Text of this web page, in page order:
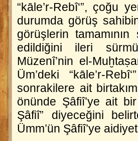
“kāle’r-Rebî‘”, çoğu
durumda görüş
görüşlerin
edildiğini ileri
Müzenî’nin el-
Üm’deki “kāle’r-
sonrakilere ait
önünde Şâfiî’ye ait
Şâfiî” diyeceğini
Ümm’ün Şâfiî’ye